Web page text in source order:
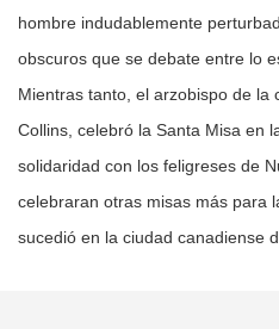
hombre indudablemente
obscuros que se debate entre lo
Mientras tanto, el arzobispo de la
Collins, celebró la Santa Misa en
solidaridad con los feligreses de
celebraran otras misas más para
sucedió en la ciudad canadiense